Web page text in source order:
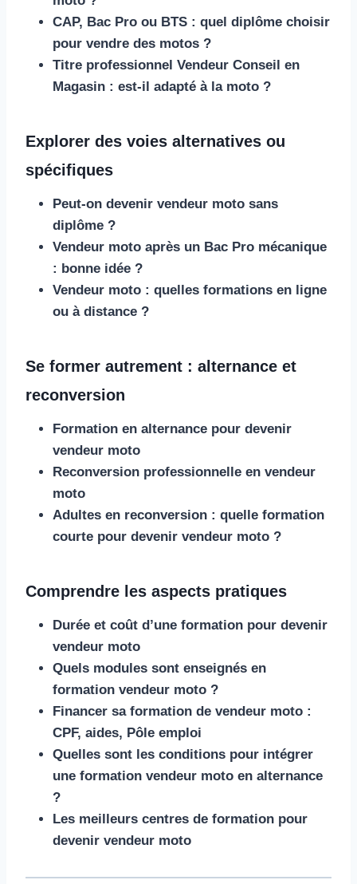
CAP, Bac Pro ou BTS : quel diplôme choisir
pour vendre des motos ?
Titre professionnel Vendeur Conseil en
Magasin : est-il adapté à la moto ?
Explorer des voies alternatives ou
spécifiques
Peut-on devenir vendeur moto sans
diplôme ?
Vendeur moto après un Bac Pro mécanique
: bonne idée ?
Vendeur moto : quelles formations en ligne
ou à distance ?
Se former autrement : alternance et
reconversion
Formation en alternance pour devenir
vendeur moto
Reconversion professionnelle en vendeur
moto
Adultes en reconversion : quelle formation
courte pour devenir vendeur moto ?
Comprendre les aspects pratiques
Durée et coût d’une formation pour devenir
vendeur moto
Quels modules sont enseignés en
formation vendeur moto ?
Financer sa formation de vendeur moto :
CPF, aides, Pôle emploi
Quelles sont les conditions pour intégrer
une formation vendeur moto en alternance
?
Les meilleurs centres de formation pour
devenir vendeur moto